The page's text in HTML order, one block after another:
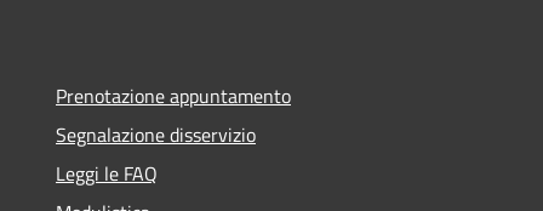
Prenotazione appuntamento
Segnalazione disservizio
Leggi le FAQ